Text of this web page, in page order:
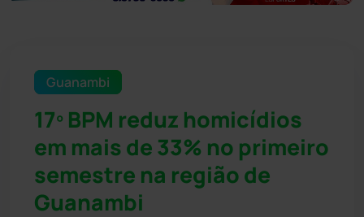
Guanambi
17º BPM reduz homicídios
em mais de 33% no primeiro
semestre na região de
Guanambi